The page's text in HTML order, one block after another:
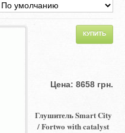
Цена: 8658 грн.
Глушитель Smart City
/ Fortwo with catalyst